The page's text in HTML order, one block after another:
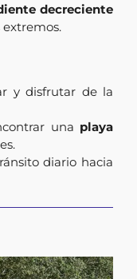
decreciente
y disfrutar de la
una playa
diario hacia